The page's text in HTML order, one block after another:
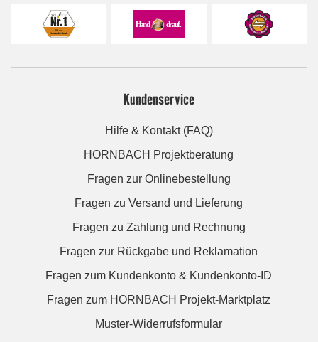
Kundenservice
Hilfe & Kontakt (FAQ)
HORNBACH Projektberatung
Fragen zur Onlinebestellung
Fragen zu Versand und Lieferung
Fragen zu Zahlung und Rechnung
Fragen zur Rückgabe und Reklamation
Fragen zum Kundenkonto & Kundenkonto-ID
Fragen zum HORNBACH Projekt-Marktplatz
Muster-Widerrufsformular